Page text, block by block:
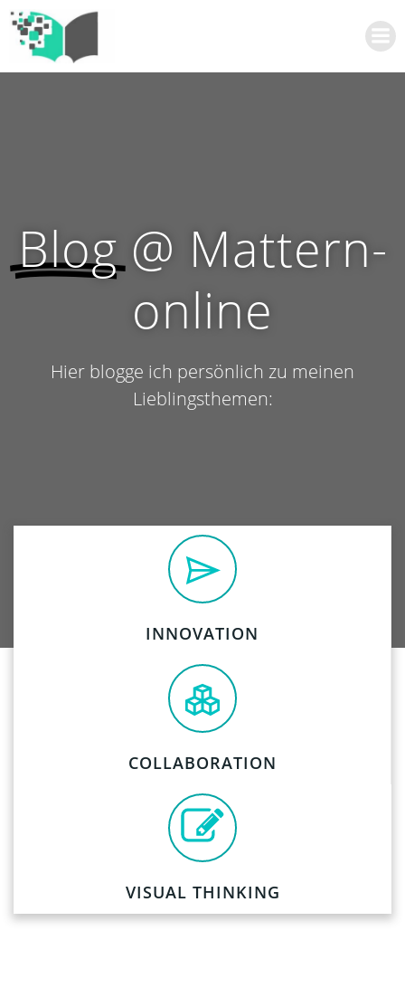
Blog@ Mattern-
online
Hier blogge ich persönlich zu meinen
Lieblingsthemen:
INNOVATION
COLLABORATION
VISUAL THINKING